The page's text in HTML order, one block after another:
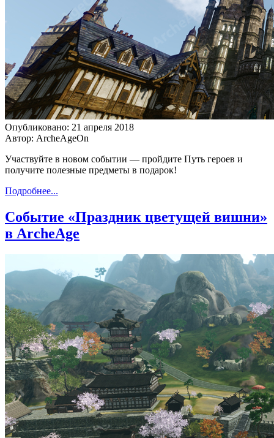
Опубликовано: 21 апреля 2018
Автор: ArcheAgeOn
Участвуйте в новом событии — пройдите Путь героев и
получите полезные предметы в подарок!
Подробнее...
Событие «Праздник цветущей вишни»
в ArcheAge